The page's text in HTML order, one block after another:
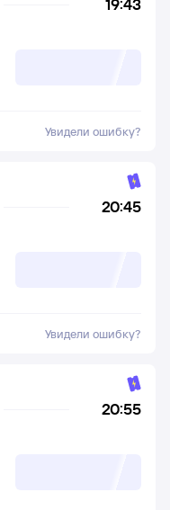
19:43
Увидели ошибку?
20:45
Увидели ошибку?
20:55